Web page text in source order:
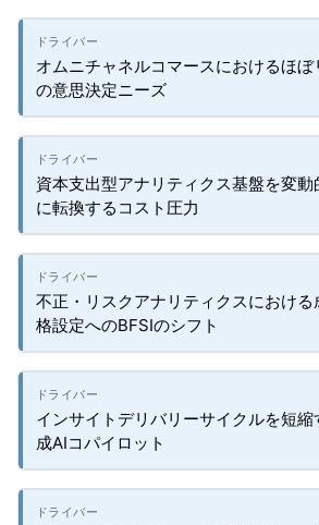
オムニチャネルコマースにおけるほぼ
の意思決定ニーズ
資本支出型アナリティクス基盤を変動
に転換するコスト圧力
不正・リスクアナリティクスにおける
格設定へのBFSIのシフト
インサイトデリバリーサイクルを短縮
成AIコパイロット